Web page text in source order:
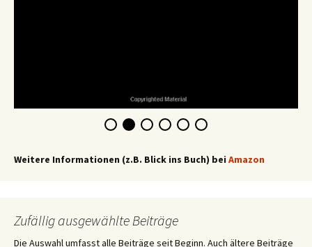
Weitere Informationen (z.B. Blick ins Buch) bei Amazon
Zufällig ausgewählte Beiträge
Die Auswahl umfasst alle Beiträge seit Beginn. Auch ältere Beiträge